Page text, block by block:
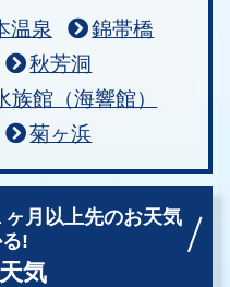
温泉
錦帯橋
秋芳洞
館（海響館）
菊ヶ浜
ヶ月以上先のお天気
!
気